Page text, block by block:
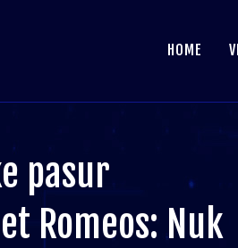
HOME
pasur
Romeos: Nuk